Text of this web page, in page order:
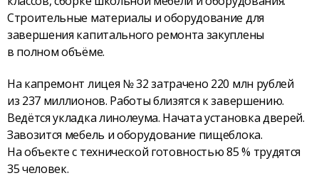
Строительные материалы и оборудование для
завершения капитального ремонта закуплены
в полном объёме.
На капремонт лицея № 32 затрачено 220 млн рублей
из 237 миллионов. Работы близятся к завершению.
Ведётся укладка линолеума. Начата установка дверей.
Завозится мебель и оборудование пищеблока.
На объекте с технической готовностью 85 % трудятся
35 человек.